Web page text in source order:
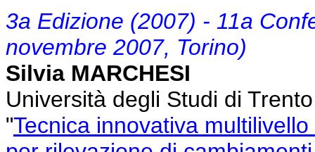
3a Edizione (2007) - 11a
novembre 2007, Torino)
Silvia MARCHESI
Università degli Studi di
"Tecnica innovativa